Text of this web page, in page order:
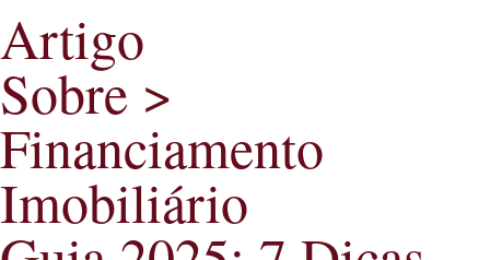
Artigo
Sobre >
Financiamento
Imobiliário